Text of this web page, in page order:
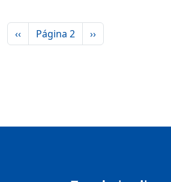
Paginación
Página anterior
‹‹ Página 2 Siguiente página
››